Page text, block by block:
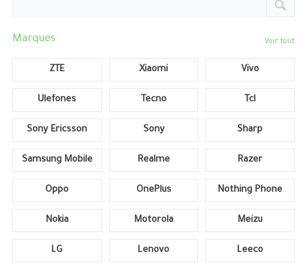
Marques Voir tout
ZTE Xiaomi Vivo
Ulefones Tecno Tcl
Sony Ericsson Sony Sharp
Samsung Mobile Realme Razer
Oppo OnePlus Nothing Phone
Nokia Motorola Meizu
LG Lenovo Leeco